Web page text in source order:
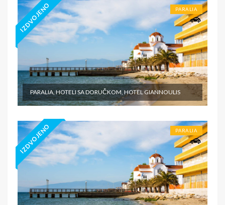
IZDVOJENO PARALIA
PARALIA, HOTELI SA DORUČKOM, HOTEL GIANNOULIS
IZDVOJENO PARALIA